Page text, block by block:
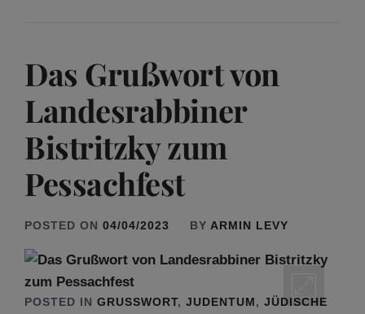
Das Grußwort von
Landesrabbiner
Bistritzky zum
Pessachfest
POSTED ON 04/04/2023 BY ARMIN LEVY
POSTED IN GRUSSWORT , JUDENTUM, JÜDISCHE